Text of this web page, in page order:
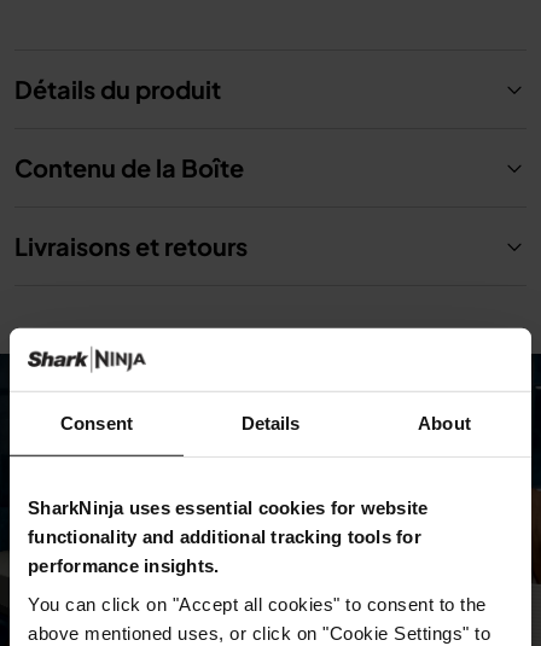
Consent Details About
SharkNinja uses essential cookies for website
functionality and additional tracking tools for
performance insights.
You can click on "Accept all cookies" to consent to the
above mentioned uses, or click on "Cookie Settings" to
Détails du produit
Contenu de la Boîte
Livraisons et retours